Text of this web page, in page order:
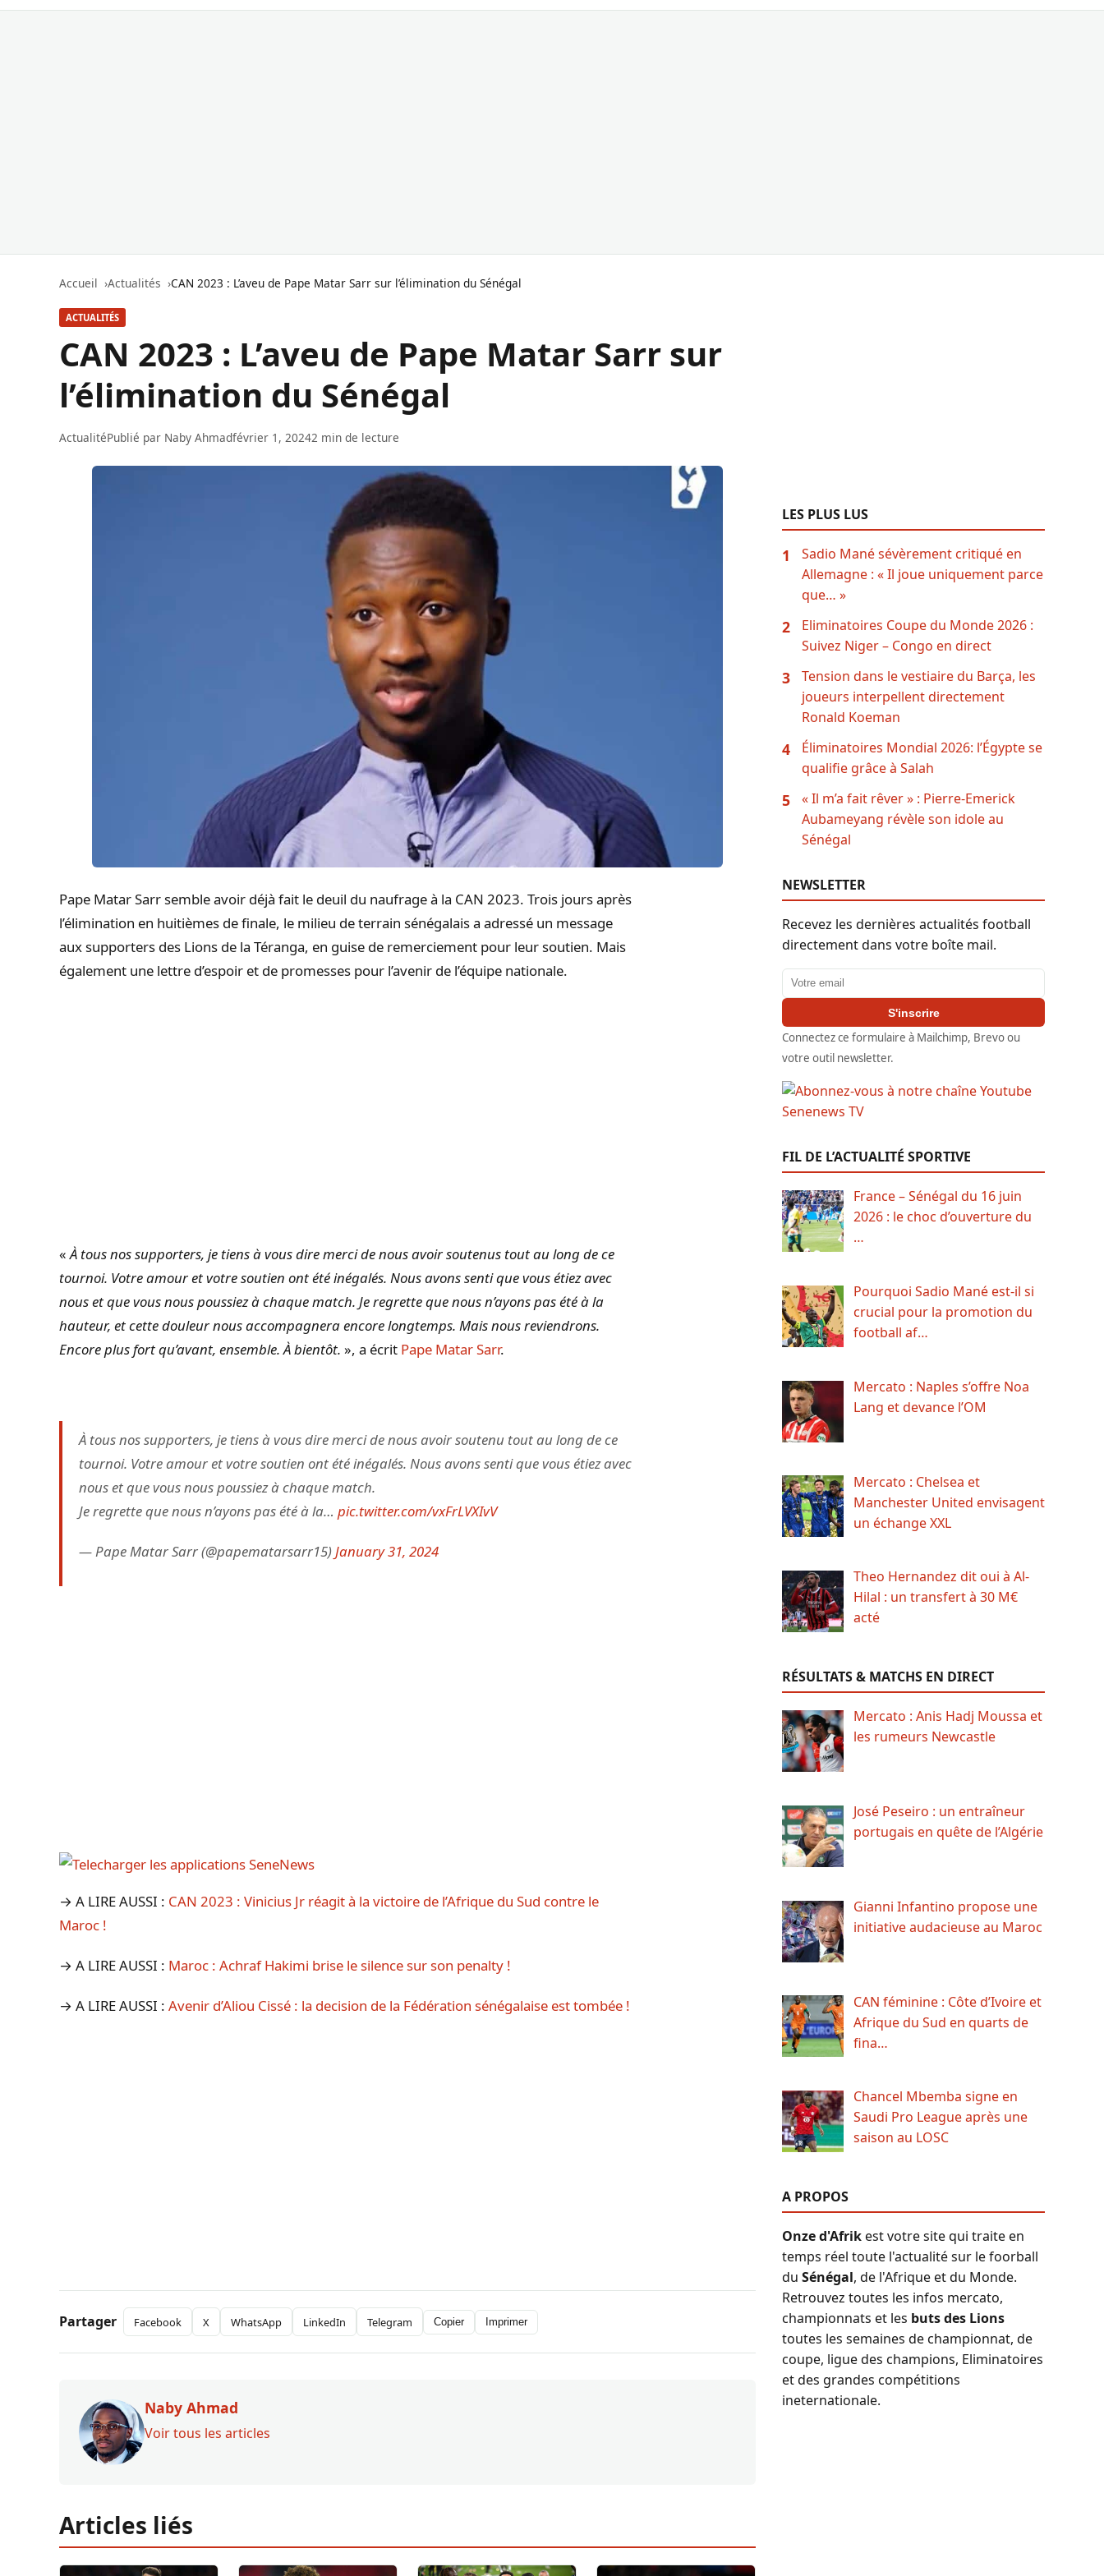
Accueil Actualités CAN 2023 : L’aveu de Pape Matar Sarr sur l’élimination du Sénégal
ACTUALITÉS
CAN 2023 : L’aveu de Pape Matar Sarr sur
l’élimination du Sénégal
ActualitéPublié par Naby Ahmadfévrier 1, 20242 min de lecture
Pape Matar Sarr semble avoir déjà fait le deuil du naufrage à la CAN 2023. Trois jours après
l’élimination en huitièmes de finale, le milieu de terrain sénégalais a adressé un message
aux supporters des Lions de la Téranga, en guise de remerciement pour leur soutien. Mais
également une lettre d’espoir et de promesses pour l’avenir de l’équipe nationale.
«À tous nos supporters, je tiens à vous dire merci de nous avoir soutenus tout au long de ce
tournoi. Votre amour et votre soutien ont été inégalés. Nous avons senti que vous étiez avec
nous et que vous nous poussiez à chaque match. Je regrette que nous n’ayons pas été à la
hauteur, et cette douleur nous accompagnera encore longtemps. Mais nous reviendrons.
Encore plus fort qu’avant, ensemble. À bientôt. », a écrit Pape Matar Sarr.
À tous nos supporters, je tiens à vous dire merci de nous avoir soutenu tout au long de ce
tournoi. Votre amour et votre soutien ont été inégalés. Nous avons senti que vous étiez avec
nous et que vous nous poussiez à chaque match.
Je regrette que nous n’ayons pas été à la… pic.twitter.com/vxFrLVXIvV
— Pape Matar Sarr (@papematarsarr15)January 31, 2024
→ A LIRE AUSSI : CAN 2023 : Vinicius Jr réagit à la victoire de l’Afrique du Sud contre le
Maroc !
→ A LIRE AUSSI : Maroc : Achraf Hakimi brise le silence sur son penalty !
→ A LIRE AUSSI : Avenir d’Aliou Cissé : la decision de la Fédération sénégalaise est tombée !
Partager Facebook X WhatsApp LinkedIn Telegram Copier Imprimer
Naby Ahmad
Voir tous les articles
Articles liés
LES PLUS LUS
1
Sadio Mané sévèrement critiqué en
Allemagne : « Il joue uniquement parce
que… »
2
Eliminatoires Coupe du Monde 2026 :
Suivez Niger – Congo en direct
3
Tension dans le vestiaire du Barça, les
joueurs interpellent directement
Ronald Koeman
4
Éliminatoires Mondial 2026: l’Égypte se
qualifie grâce à Salah
5
« Il m’a fait rêver » : Pierre-Emerick
Aubameyang révèle son idole au
Sénégal
NEWSLETTER
Recevez les dernières actualités football
directement dans votre boîte mail.
Adresse email
S'inscrire
Connectez ce formulaire à Mailchimp, Brevo ou
votre outil newsletter.
FIL DE L’ACTUALITÉ SPORTIVE
France – Sénégal du 16 juin
2026 : le choc d’ouverture du
…
Pourquoi Sadio Mané est-il si
crucial pour la promotion du
football af…
Mercato : Naples s’offre Noa
Lang et devance l’OM
Mercato : Chelsea et
Manchester United envisagent
un échange XXL
Theo Hernandez dit oui à Al-
Hilal : un transfert à 30 M€
acté
RÉSULTATS & MATCHS EN DIRECT
Mercato : Anis Hadj Moussa et
les rumeurs Newcastle
José Peseiro : un entraîneur
portugais en quête de l’Algérie
Gianni Infantino propose une
initiative audacieuse au Maroc
CAN féminine : Côte d’Ivoire et
Afrique du Sud en quarts de
fina…
Chancel Mbemba signe en
Saudi Pro League après une
saison au LOSC
A PROPOS
Onze d'Afrikest votre site qui traite en
temps réel toute l'actualité sur le foorball
du Sénégal, de l'Afrique et du Monde.
Retrouvez toutes les infos mercato,
championnats et les buts des Lions
toutes les semaines de championnat, de
coupe, ligue des champions, Eliminatoires
et des grandes compétitions
ineternationale.